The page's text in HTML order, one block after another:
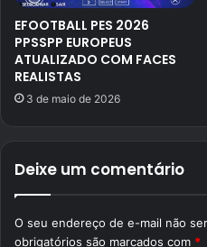
EFOOTBALL PES 2026
PPSSPP EUROPEUS
ATUALIZADO COM FACES
REALISTAS
3 de maio de 2026
Deixe um comentário
O seu endereço de e-mail não
obrigatórios são marcados com *